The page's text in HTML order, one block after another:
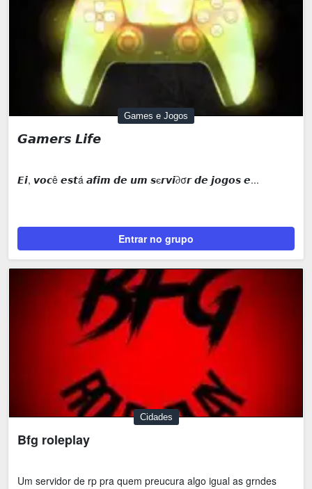
Games e Jogos
𝙂𝙖𝙢𝙚𝙧𝙨 𝙇𝙞𝙛𝙚
𝙀𝙞, 𝙫𝙤𝙘ê 𝙚𝙨𝙩á 𝙖𝙛𝙞𝙢 𝙙𝙚 𝙪𝙢 𝙨є𝙧𝙫𝙞∂σ𝙧 𝙙𝙚 𝙟𝙤𝙜𝙤𝙨 𝙚...
Entrar no grupo
Cidades
Bfg roleplay
Um servidor de rp pra quem preucura algo igual as grndes